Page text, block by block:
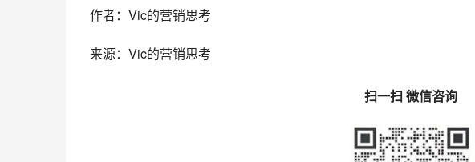
作者：Vic的营销思考
来源：Vic的营销思考
扫一扫 微信咨询